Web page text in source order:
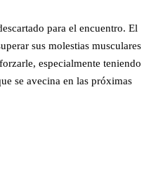
para el encuentro. El
sus molestias musculares
especialmente teniendo
se avecina en las próximas